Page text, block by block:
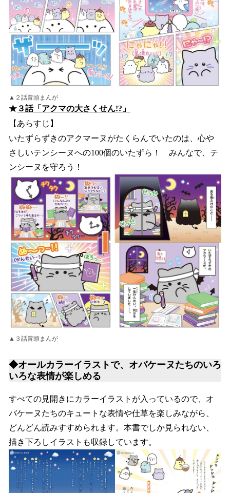
▲２話冒頭まんが
★ ３話「アクマの大さくせん!?」
【あらすじ】
いたずらずきのアクマーヌがたくらんでいたのは、心や
さしいテンシーヌへの100個のいたずら！ みんなで、テ
ンシーヌを守ろう！
▲３話冒頭まんが
◆オールカラーイラストで、オバケーヌたちのいろ
いろな表情が楽しめる
すべての見開きにカラーイラストが入っているので、オ
バケーヌたちのキュートな表情や仕草を楽しみながら、
どんどん読みすすめられます。本書でしか見られない、
描き下ろしイラストも収録しています。